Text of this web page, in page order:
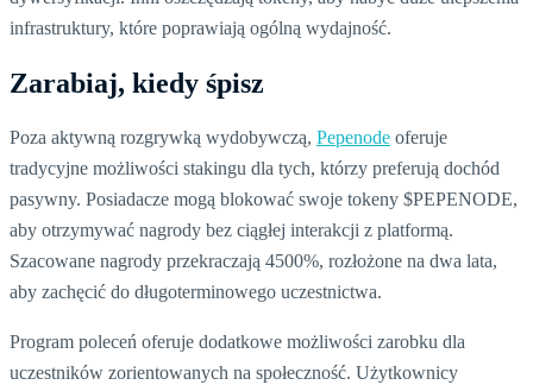
infrastruktury, które poprawiają ogólną wydajność.
Zarabiaj, kiedy śpisz
Poza aktywną rozgrywką wydobywczą, Pepenode oferuje
tradycyjne możliwości stakingu dla tych, którzy preferują dochód
pasywny. Posiadacze mogą blokować swoje tokeny $PEPENODE,
aby otrzymywać nagrody bez ciągłej interakcji z platformą.
Szacowane nagrody przekraczają 4500%, rozłożone na dwa lata,
aby zachęcić do długoterminowego uczestnictwa.
Program poleceń oferuje dodatkowe możliwości zarobku dla
uczestników zorientowanych na społeczność. Użytkownicy